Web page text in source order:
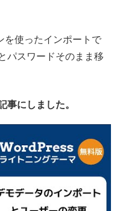
を使ったインポートで
パスワードそのまま移
事にしました。